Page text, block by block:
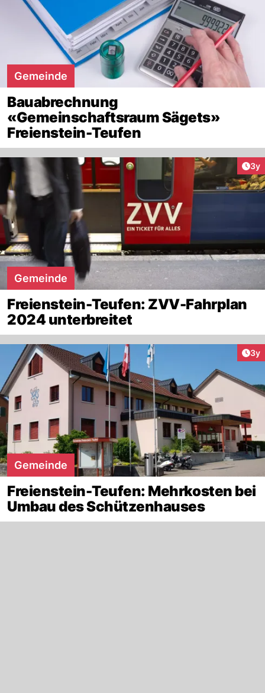
Gemeinde
Bauabrechnung
«Gemeinschaftsraum Sägets»
Freienstein-Teufen
3y
Gemeinde
Freienstein-Teufen: ZVV-Fahrplan
2024 unterbreitet
3y
Gemeinde
Freienstein-Teufen: Mehrkosten bei
Umbau des Schützenhauses